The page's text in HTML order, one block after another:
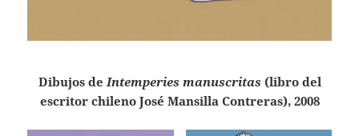
Dibujos deIntemperies manuscritas(libro del
escritor chileno José Mansilla Contreras), 2008